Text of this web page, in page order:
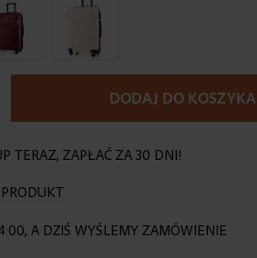
DODAJ DO KOSZYKA
TERAZ, ZAPŁAĆ ZA 30 DNI!
A DZIŚ WYŚLEMY ZAMÓWIENIE